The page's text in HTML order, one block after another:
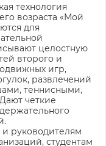
технология
возраста «Мой
для
целостную
второго и
игр,
развлечений
теннисными,
четкие
руководителям
студентам